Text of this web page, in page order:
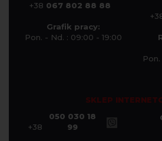
+38 067 802 88 88
Grafik pracy:
Pon. - Nd. : 09:00 - 19:00
SKLEP
+38
050 030 18
99